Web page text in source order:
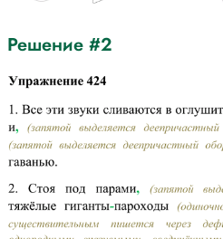
Решение #2